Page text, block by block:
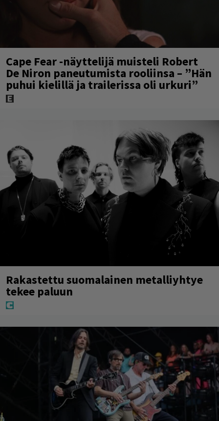
Cape Fear -näyttelijä muisteli Robert
De Niron paneutumista rooliinsa – ”Hän
puhui kielillä ja trailerissa oli urkuri”
Rakastettu suomalainen metalliyhtye
tekee paluun